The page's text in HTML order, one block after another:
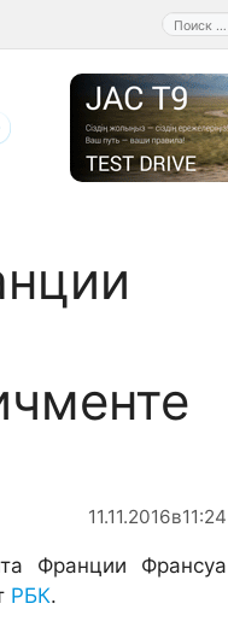
Поиск:
11.11.2016в11:24
Франции Франсуа
РБК.